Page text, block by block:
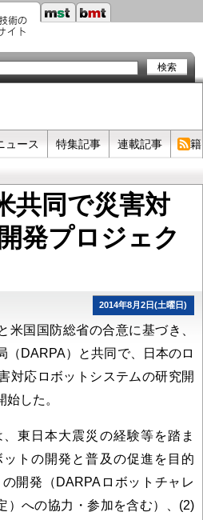
ュース 特集記事 連載記事 書
共同で災害対
発プロジェク
2014年8月2日(土曜日)
国国防総省の合意に基づき、
（DARPA）と共同で、日本のロ
対応ロボットシステムの研究開
した。
東日本大震災の経験等を踏ま
トの開発と普及の促進を目的
開発（DARPAロボットチャレ
）への協力・参加を含む）、(2)